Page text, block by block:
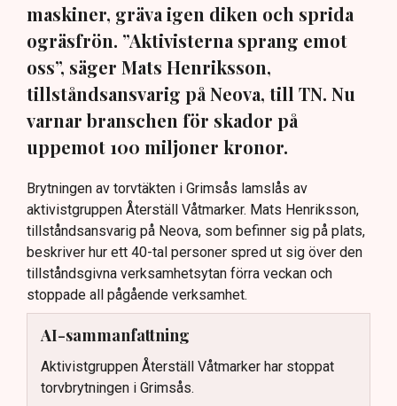
maskiner, gräva igen diken och sprida
ogräsfrön. ”Aktivisterna sprang emot
oss”, säger Mats Henriksson,
tillståndsansvarig på Neova, till TN. Nu
varnar branschen för skador på
uppemot 100 miljoner kronor.
Brytningen av torvtäkten i Grimsås lamslås av
aktivistgruppen Återställ Våtmarker. Mats Henriksson,
tillståndsansvarig på Neova, som befinner sig på plats,
beskriver hur ett 40-tal personer spred ut sig över den
tillståndsgivna verksamhetsytan förra veckan och
stoppade all pågående verksamhet.
AI-sammanfattning
Aktivistgruppen Återställ Våtmarker har stoppat
torvbrytningen i Grimsås.